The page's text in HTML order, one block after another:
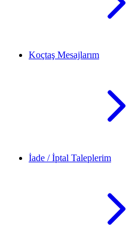
Koçtaş Mesajlarım
İade / İptal Taleplerim